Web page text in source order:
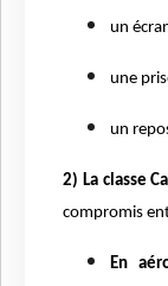
un
une
un
2) La classe
compromis
En